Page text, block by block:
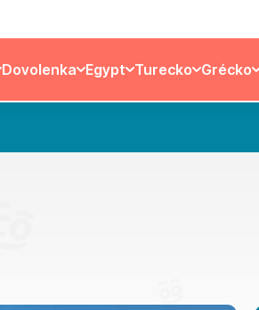
Dovolenka Egypt Turecko Grécko